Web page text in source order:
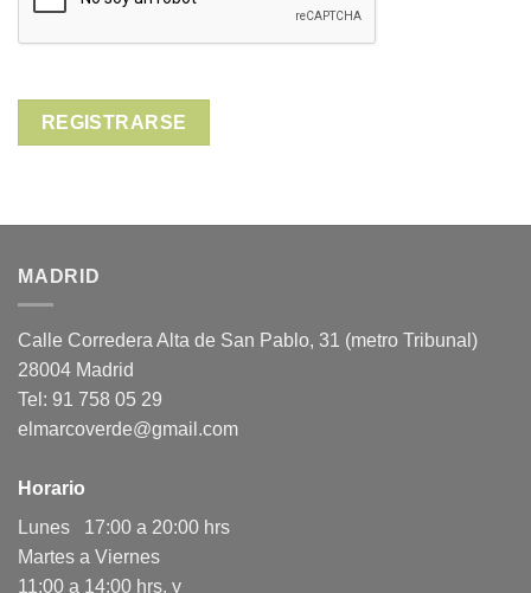
REGISTRARSE
MADRID
Calle Corredera Alta de San Pablo, 31 (metro Tribunal)
28004 Madrid
Tel: 91 758 05 29
elmarcoverde@gmail.com
Horario
Lunes 17:00 a 20:00 hrs
Martes a Viernes
11:00 a 14:00 hrs. y